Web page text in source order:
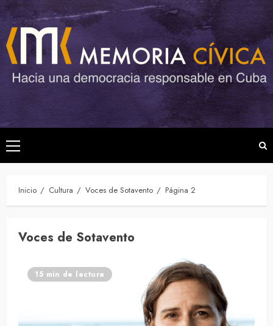
Saltar
al
contenido
Menú
principal
Inicio Cultura Voces de Sotavento Página 2
Voces de Sotavento
15 min de lectura